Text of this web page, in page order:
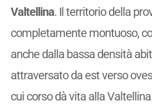
Valtellina. Il territorio della
completamente montuoso,
anche dalla bassa densità
attraversato da est verso
cui corso dà vita alla